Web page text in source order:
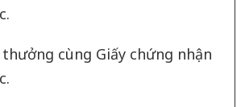
thưởng cùng Giấy chứng nhận